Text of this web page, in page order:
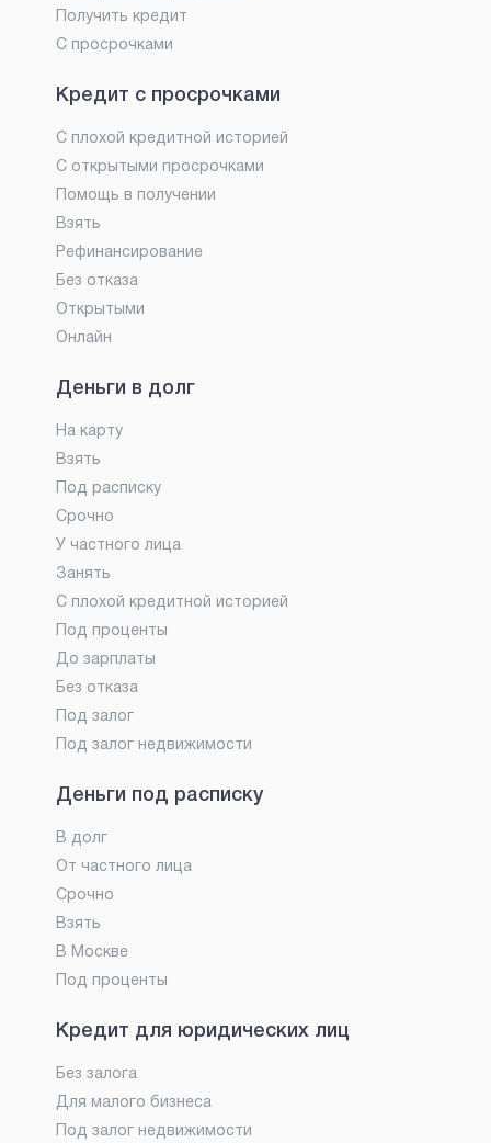
Получить кредит
С просрочками
Кредит с просрочками
С плохой кредитной историей
С открытыми просрочками
Помощь в получении
Взять
Рефинансирование
Без отказа
Открытыми
Онлайн
Деньги в долг
На карту
Взять
Под расписку
Срочно
У частного лица
Занять
С плохой кредитной историей
Под проценты
До зарплаты
Без отказа
Под залог
Под залог недвижимости
Деньги под расписку
В долг
От частного лица
Срочно
Взять
В Москве
Под проценты
Кредит для юридических лиц
Без залога
Для малого бизнеса
Под залог недвижимости